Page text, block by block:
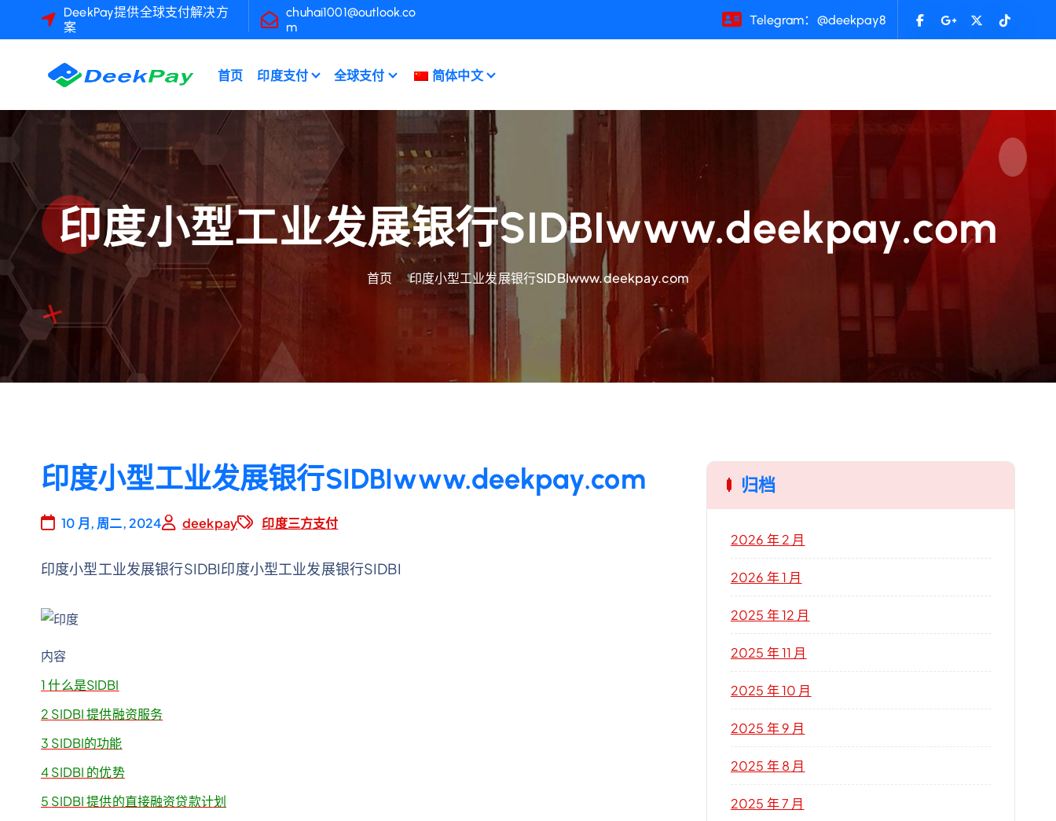
DeekPay提供全球支付解决方
案
chuhai1001@outlook.co
m
Telegram：@deekpay8
首页 印度支付 全球支付 简体中文
印度小型工业发展银行SIDBIwww.deekpay.com
首页 印度小型工业发展银行SIDBIwww.deekpay.com
印度小型工业发展银行SIDBIwww.deekpay.com
10 月, 周二, 2024 deekpay 印度三方支付
印度小型工业发展银行SIDBI印度小型工业发展银行SIDBI
内容
1 什么是SIDBI
2 SIDBI 提供融资服务
3 SIDBI的功能
4SIDBI 的优势
5 SIDBI 提供的直接融资贷款计划
归档
2026 年 2 月
2026 年 1 月
2025 年 12 月
2025 年 11 月
2025 年 10 月
2025 年 9 月
2025 年 8 月
2025 年 7 月